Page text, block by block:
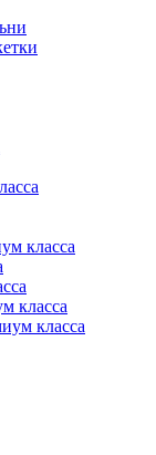
класса
класса
класса